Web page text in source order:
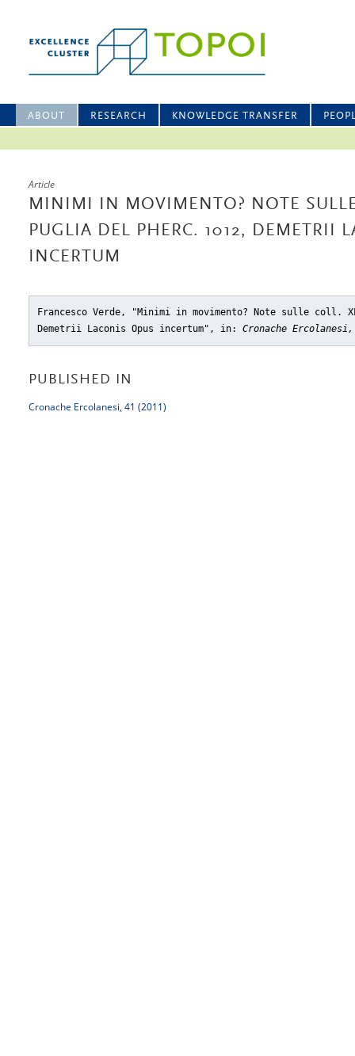
ABOUT RESEARCH KNOWLEDGE TRANSFER
Article
MINIMI IN MOVIMENTO? NOTE
PUGLIA DEL PHERC. 1012, DEMETRII
INCERTUM
Francesco Verde, "Minimi in movimento? Note sulle coll.
Demetrii Laconis Opus incertum" , in: Cronache
PUBLISHED IN
Cronache Ercolanesi, 41 (2011)